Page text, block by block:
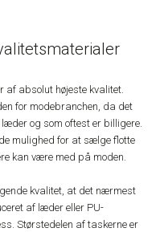
af absolut højeste kvalitet.
for modebranchen, da det
og som oftest er billigere.
mulighed for at sælge flotte
kan være med på moden.
kvalitet, at det nærmest
af læder eller PU-
Størstedelen af taskerne er